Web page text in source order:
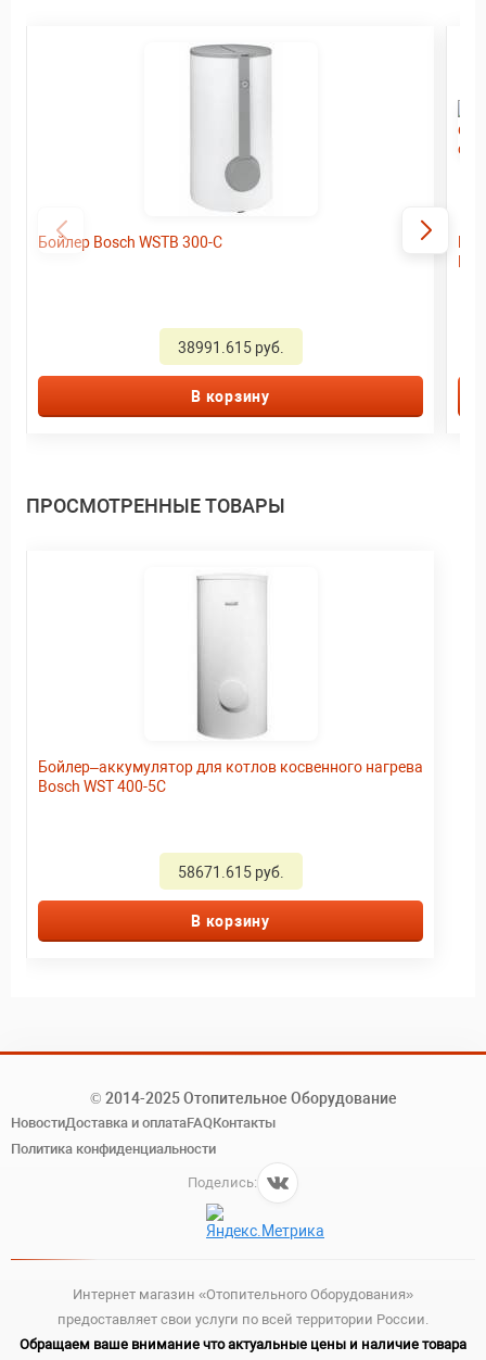
Бойлер Bosch WSTB 300-С
38991.615 руб.
В корзину
ПРОСМОТРЕННЫЕ ТОВАРЫ
Бойлер–аккумулятор для котлов косвенного нагрева
Bosch WST 400-5C
58671.615 руб.
В корзину
© 2014-2025 Отопительное Оборудование
НовостиДоставка и оплатаFAQКонтакты
Политика конфиденциальности
Поделись:
Интернет магазин «Отопительного Оборудования»
предоставляет свои услуги по всей территории России.
Обращаем ваше внимание что актуальные цены и наличие товара